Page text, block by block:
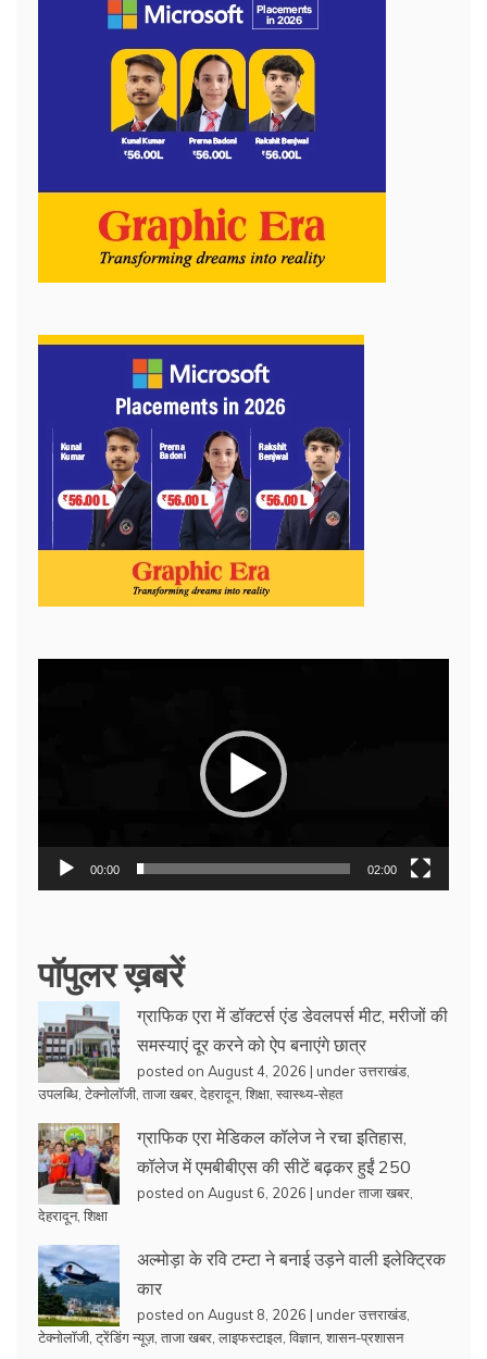
00:00 02:00
पॉपुलर ख़बरें
ग्राफिक एरा में डॉक्टर्स एंड डेवलपर्स मीट, मरीजों की
समस्याएं दूर करने को ऐप बनाएंगे छात्र
posted on August 4, 2026 | underउत्तराखंड
उपलब्धि टेक्नोलॉजी ताजा खबर देहरादून, शिक्षा स्वास्थ्य-सेहत
ग्राफिक एरा मेडिकल कॉलेज ने रचा इतिहास,
कॉलेज में एमबीबीएस की सीटें बढ़कर हुईं 250
posted on August 6, 2026 | underताजा खबर
देहरादून, शिक्षा
अल्मोड़ा के रवि टम्टा ने बनाई उड़ने वाली इलेक्ट्रिक
कार
posted on August 8, 2026 | underउत्तराखंड
टेक्नोलॉजी ट्रेंडिंग न्यूज़, ताजा खबर लाइफस्टाइल विज्ञान, शासन-प्रशासन